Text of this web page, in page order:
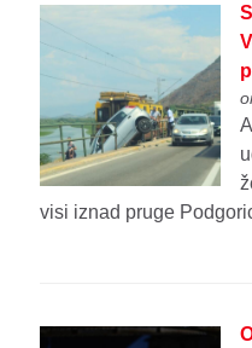
visi iznad pruge